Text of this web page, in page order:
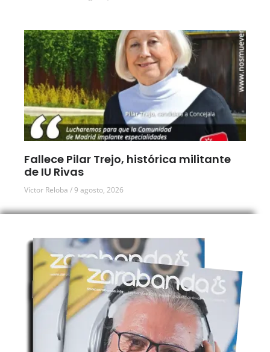
Fallece Pilar Trejo, histórica militante
de IU Rivas
Víctor Reloba 9 agosto, 2026